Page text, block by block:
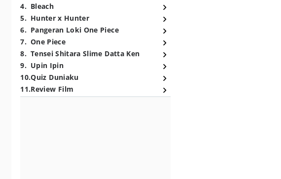
4. Bleach
5. Hunter x Hunter
6. Pangeran Loki One Piece
7. One Piece
8. Tensei Shitara Slime Datta Ken
9. Upin Ipin
10.Quiz Duniaku
11.Review Film